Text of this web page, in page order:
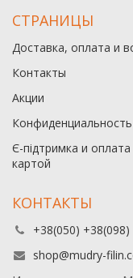
СТРАНИЦЫ
Доставка, оплата и
Контакты
Акции
Конфиденциальность
Є-підтримка и оплата
картой
КОНТАКТЫ
+38(050) +38(098)
shop@mudry-